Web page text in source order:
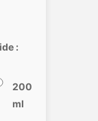
:
200
ml